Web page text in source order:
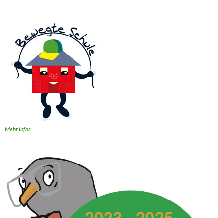
Mehr Infos